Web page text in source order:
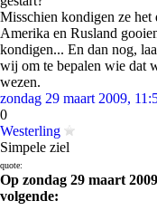
Misschien kondigen ze het
Amerika en Rusland
kondigen... En dan nog,
wij om te bepalen wie dat
wezen.
zondag 29 maart 2009,
0
Westerling
Simpele ziel
quote:
Op zondag 29 maart
volgende: